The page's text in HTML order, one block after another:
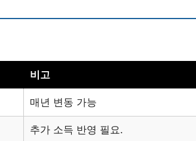
비고
매년 변동 가능
추가 소득 반영 필요.